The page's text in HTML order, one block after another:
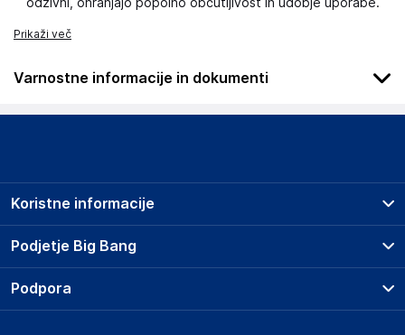
Prikaži več
Varnostne informacije in dokumenti
Podatki o proizvajalcu
3mk
Poljska
Podjetje Big Bang
O podjetju
Koristne informacije
Prodajna mesta
Storitve
Dostava, vnos in odvoz
Podpora